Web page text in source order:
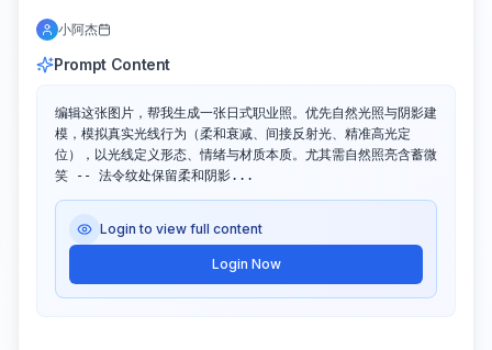
小阿杰
Prompt Content
编辑这张图片，帮我生成一张日式职业照。优先自然光照与阴影建
模，模拟真实光线行为（柔和衰减、间接反射光、精准高光定
位），以光线定义形态、情绪与材质本质。尤其需自然照亮含蓄微
笑 -- 法令纹处保留柔和阴影...
Login to view full content
Login Now